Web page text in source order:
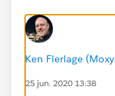
Ken Flerlage
25 jun. 2020 13:38